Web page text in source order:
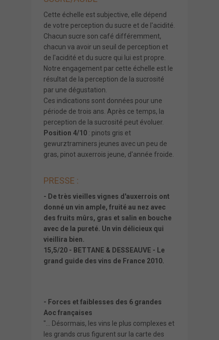
Cette échelle est subjective, elle dépend
de votre perception du sucre et de l'acidité.
Chacun sucre son café différemment,
chacun va avoir un seuil de perception et
de l'acidité et du sucre qui lui est propre.
Notre engagement par cette échelle est le
résultat de la perception de la sucrosité
par une dégustation.
Ces indications sont données pour une
période de trois ans. Après ce temps, la
perception de la sucrosité peut évoluer.
Position 4/10 : pinots gris et
gewurztraminers jeunes avec un peu de
gras, pinot auxerrois jeune, d'année froide.
PRESSE :
- De très vieilles vignes d'auxerrois ont
donné un vin ample, fruité au nez avec
des fruits mûrs, gras et salin en bouche
avec de la pureté. Un vin délicieux qui
vieillira bien.
15,5/20 - BETTANE & DESSEAUVE - Le
grand guide des vins de France 2010.
- Forces et faiblesses des 6 grandes
Aoc françaises
"... Désormais, les vins le plus complexes et
les grands crus figurent sur la carte des